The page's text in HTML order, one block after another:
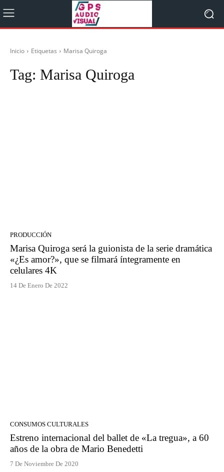
Inicio Etiquetas Marisa Quiroga
Tag: Marisa Quiroga
PRODUCCIÓN
Marisa Quiroga será la guionista de la serie dramática
«¿Es amor?», que se filmará íntegramente en
celulares 4K
14 De Enero De 2022
CONSUMOS CULTURALES
Estreno internacional del ballet de «La tregua», a 60
años de la obra de Mario Benedetti
7 De Noviembre De 2020